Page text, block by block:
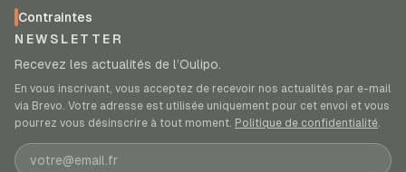
Contraintes
NEWSLETTER
Recevez les actualités de l’Oulipo.
En vous inscrivant, vous acceptez de recevoir nos actualités par e-mail
via Brevo. Votre adresse est utilisée uniquement pour cet envoi et vous
pourrez vous désinscrire à tout moment. Politique de confidentialité.
Adresse e-mail